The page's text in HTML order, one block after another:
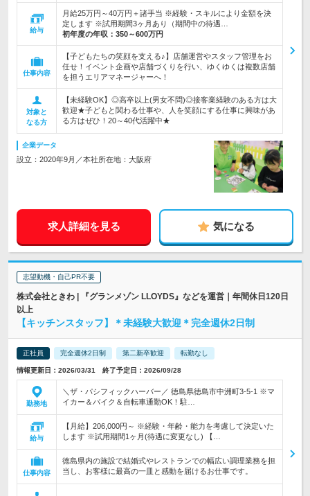
給与
月給25万円～40万円＋諸手当 ※経験・スキルにより金額を決
定します ※試用期間3ヶ月あり（期間中の待遇…
初年度の年収： 350～600万円
仕事内容
【子どもたちの笑顔を支える♪】店舗運営やスタッフ管理をお
任せ！イベント企画や店舗づくりを行い、ゆくゆくは複数店舗
を担うエリアマネージャーへ！
対象と
なる方
【未経験OK】◎高卒以上(男女不問)◎接客業経験のある方は大
歓迎★子どもと関わる仕事や、人を笑顔にする仕事に興味があ
る方はぜひ！20～40代活躍中★
企業データ
設立：2020年9月／本社所在地：大阪府
求人詳細を見る 気になる
志望動機・自己PR不要
株式会社ときわ | 『グランメゾン LLOYDS』などを運営｜年間休日120日
以上
【キッチンスタッフ】＊未経験大歓迎＊完全週休2日制
正社員 完全週休2日制 第二新卒歓迎 転勤なし
情報更新日：2026/03/31 終了予定日：2026/09/28
勤務地
＼ザ・パシフィックハーバー／ 徳島県徳島市中洲町3-5-1 ※マ
イカー＆バイク＆自転車通勤OK！駐…
給与
【月給】206,000円～ ※経験・年齢・能力を考慮して決定いた
します ※試用期間1ヶ月(待遇に変更なし) 【…
仕事内容
徳島県内の施設で結婚式やレストランでの幅広い調理業務を担
当し、お客様に最高の一皿と感動を届けるお仕事です。